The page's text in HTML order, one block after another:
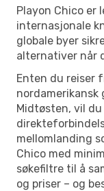
Playon Chico
internasjonale
globale byer
alternativer når
Enten du reiser
nordamerikansk
Midtøsten, vil
mellomlanding
Chico med
søkefiltre til å
og priser – og